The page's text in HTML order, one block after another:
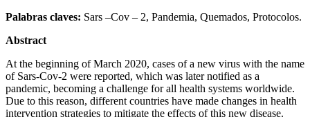
Palabras claves: Sars –Cov – 2, Pandemia, Quemados, Protocolos.
Abstract
At the beginning of March 2020, cases of a new virus with the name
of Sars-Cov-2 were reported, which was later notified as a
pandemic, becoming a challenge for all health systems worldwide.
Due to this reason, different countries have made changes in health
intervention strategies to mitigate the effects of this new disease.